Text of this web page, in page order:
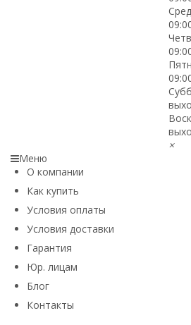
×
Меню
О компании
Как купить
Условия оплаты
Условия доставки
Гарантия
Юр. лицам​
Блог
Контакты